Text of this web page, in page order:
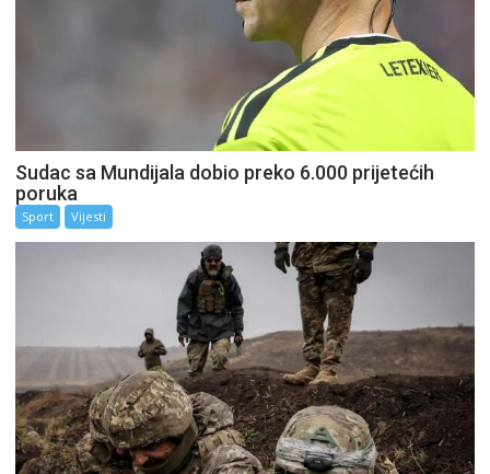
Sudac sa Mundijala dobio preko 6.000 prijetećih
poruka
Sport Vijesti